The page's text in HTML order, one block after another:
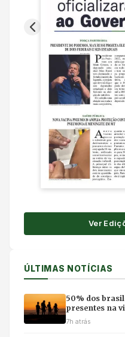
Ver
ÚLTIMAS NOTÍCIAS
50% dos
presentes na
7h atrás